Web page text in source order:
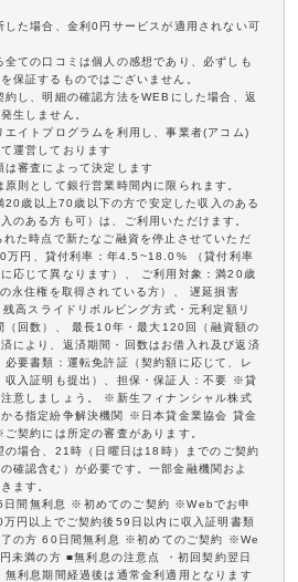
た場合、金利0円サービスが適用されない可
ての口コミは個人の感想であり、必ずしも
保証するものではございません。
し、明細の確認方法をWEBにした場合、返
生しません。
イトプログラムを利用し、事業者(アコム)
運営しております
審査によって決定します
則として銀行営業時間内に限られます。
歳以上70歳以下の方で安定した収入のある
のある方も可）は、ご利用いただけます。
た時点で新たなご融資を停止させていただ
万円、貸付利率：年4.5~18.0% （貸付利率
応じて異なります）、 ご利用対象：満20歳
永住権を取得されている方）、 遅延損害
高スライドリボルビング方式・元利定額リ
（回数）、 最長10年・最大120回（融資額の
により、返済期間・回数はお借入れ及び返済
要書類：運転免許証（契約額に応じて、レ
収入証明も提出）、担保・保証人：不要 ※貸
意しましょう。 ※新生フィナンシャル株式
る指定紛争解決機関 ※日本貸金業協会 貸金
契約には所定の審査があります。
の場合、21時（日曜日は18時）までのご契約
確認含む）が必要です。一部金融機関およ
ます。
日間無利息 ※初めてのご契約 ※Webでお申
円以上でご契約後59日以内に収入証明書類
了の方 60日間無利息 ※初めてのご契約 ※We
未満の方 ■無利息の注意点 ・初回契約翌日
利息期間経過後は通常金利適用となります